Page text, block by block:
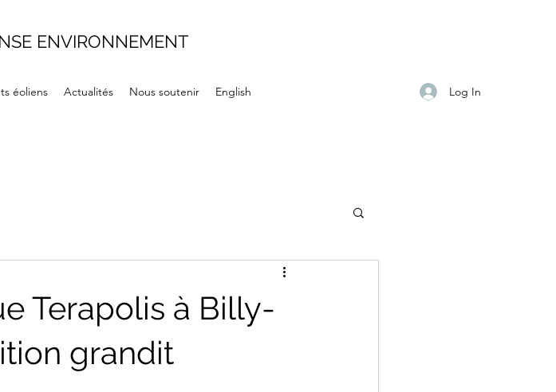
ENVIRONNEMENT
éoliens Actualités Nous soutenir English Log In
Terapolis à Billy-
grandit